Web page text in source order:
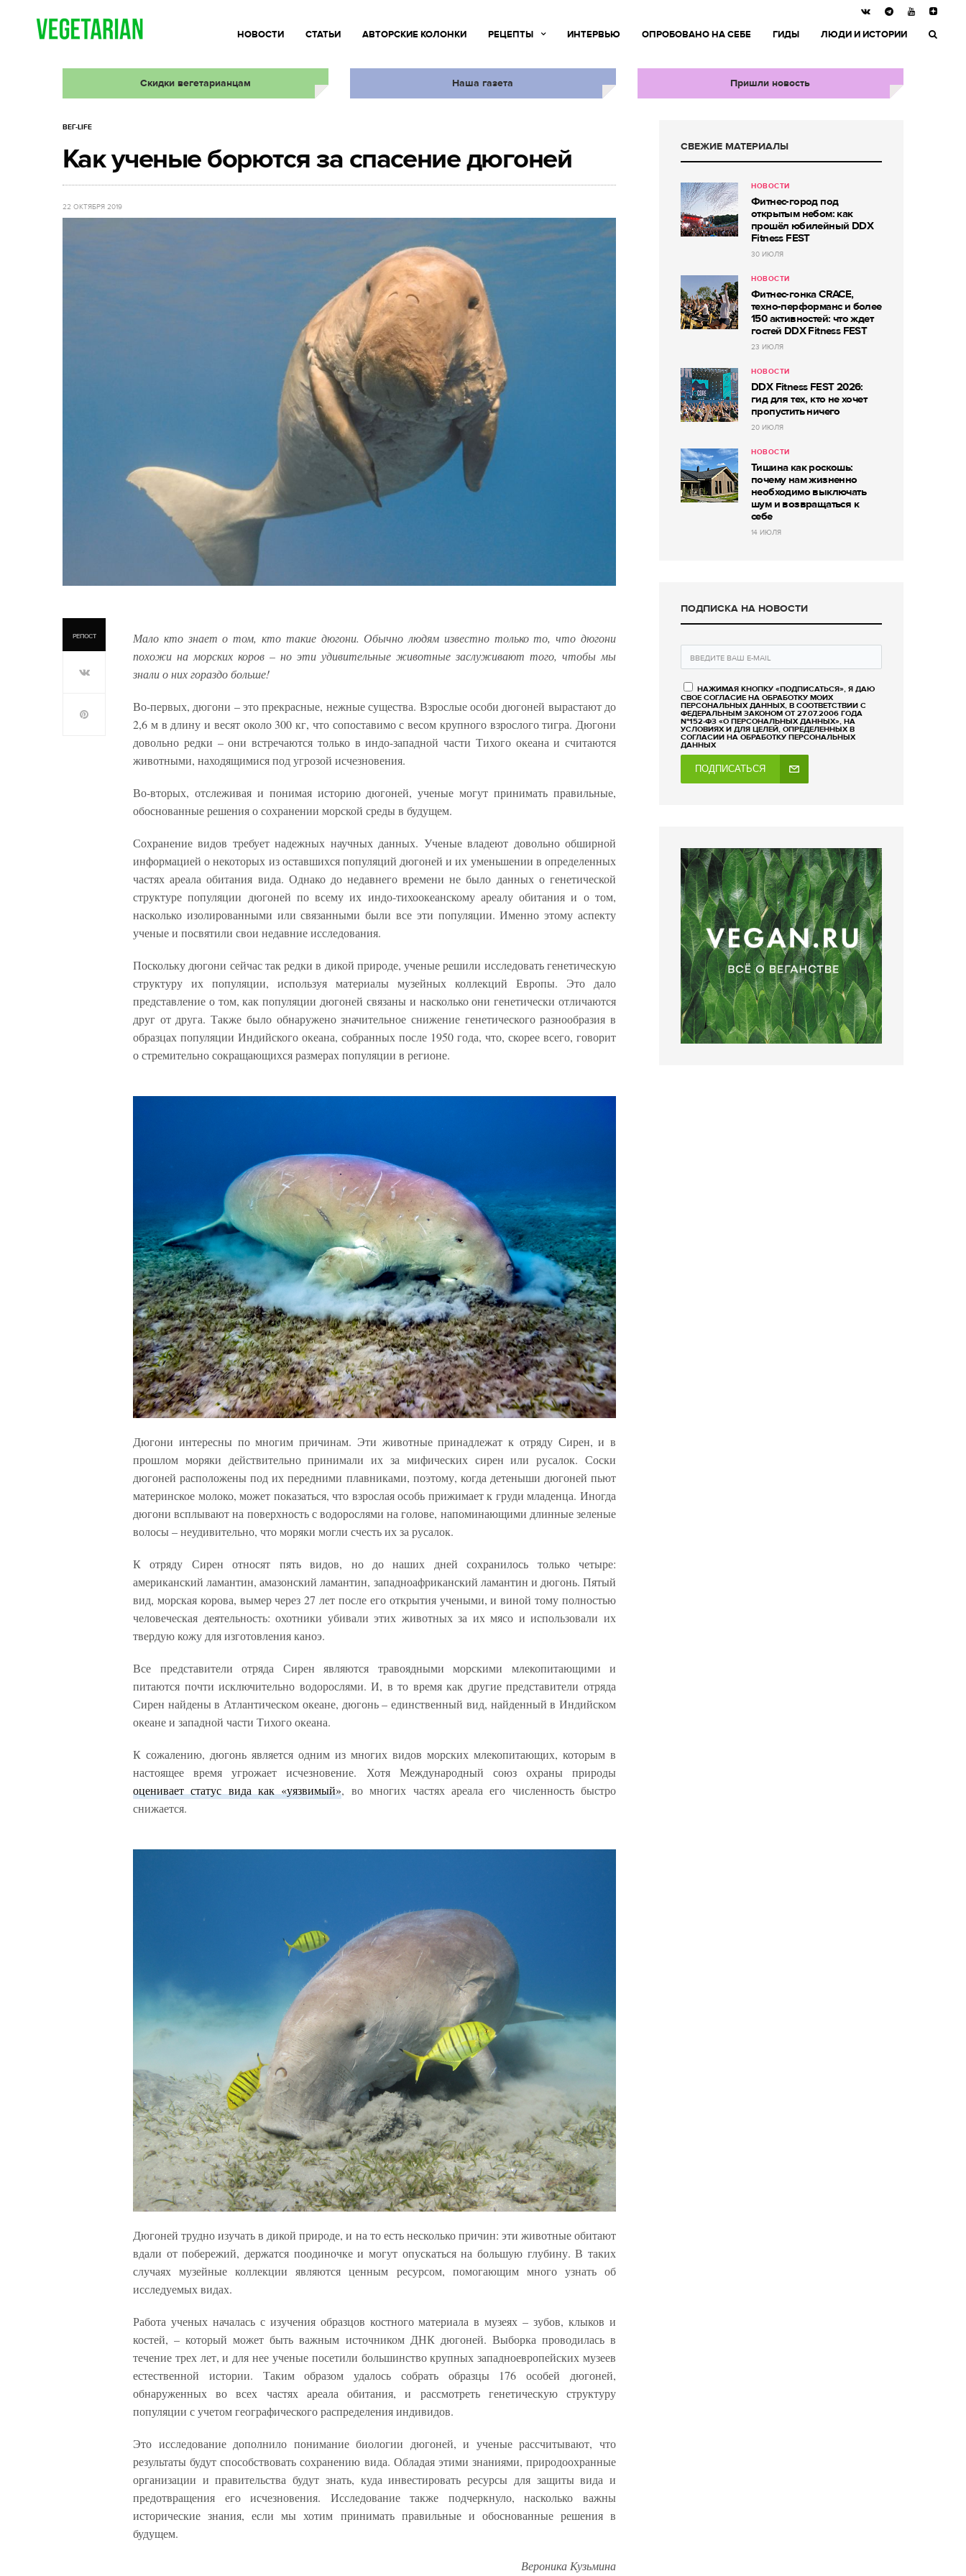
НОВОСТИ СТАТЬИ АВТОРСКИЕ КОЛОНКИ РЕЦЕПТЫ ИНТЕРВЬЮ ОПРОБОВАНО НА СЕБЕ ГИДЫ ЛЮДИ И ИСТОРИИ
Скидки вегетарианцам Наша газета Пришли новость
ВЕГ-LIFE
Как ученые борются за спасение дюгоней
22 ОКТЯБРЯ 2019
РЕПОСТ
Мало кто знает о том, кто такие дюгони. Обычно людям известно только то, что дюгони
похожи на морских коров – но эти удивительные животные заслуживают того, чтобы мы
знали о них гораздо больше!
Во-первых, дюгони – это прекрасные, нежные существа. Взрослые особи дюгоней вырастают до
2,6 м в длину и весят около 300 кг, что сопоставимо с весом крупного взрослого тигра. Дюгони
довольно редки – они встречаются только в индо-западной части Тихого океана и считаются
животными, находящимися под угрозой исчезновения.
Во-вторых, отслеживая и понимая историю дюгоней, ученые могут принимать правильные,
обоснованные решения о сохранении морской среды в будущем.
Сохранение видов требует надежных научных данных. Ученые владеют довольно обширной
информацией о некоторых из оставшихся популяций дюгоней и их уменьшении в определенных
частях ареала обитания вида. Однако до недавнего времени не было данных о генетической
структуре популяции дюгоней по всему их индо-тихоокеанскому ареалу обитания и о том,
насколько изолированными или связанными были все эти популяции. Именно этому аспекту
ученые и посвятили свои недавние исследования.
Поскольку дюгони сейчас так редки в дикой природе, ученые решили исследовать генетическую
структуру их популяции, используя материалы музейных коллекций Европы. Это дало
представление о том, как популяции дюгоней связаны и насколько они генетически отличаются
друг от друга. Также было обнаружено значительное снижение генетического разнообразия в
образцах популяции Индийского океана, собранных после 1950 года, что, скорее всего, говорит
о стремительно сокращающихся размерах популяции в регионе.
Дюгони интересны по многим причинам. Эти животные принадлежат к отряду Сирен, и в
прошлом моряки действительно принимали их за мифических сирен или русалок. Соски
дюгоней расположены под их передними плавниками, поэтому, когда детеныши дюгоней пьют
материнское молоко, может показаться, что взрослая особь прижимает к груди младенца. Иногда
дюгони всплывают на поверхность с водорослями на голове, напоминающими длинные зеленые
волосы – неудивительно, что моряки могли счесть их за русалок.
К отряду Сирен относят пять видов, но до наших дней сохранилось только четыре:
американский ламантин, амазонский ламантин, западноафриканский ламантин и дюгонь. Пятый
вид, морская корова, вымер через 27 лет после его открытия учеными, и виной тому полностью
человеческая деятельность: охотники убивали этих животных за их мясо и использовали их
твердую кожу для изготовления каноэ.
Все представители отряда Сирен являются травоядными морскими млекопитающими и
питаются почти исключительно водорослями. И, в то время как другие представители отряда
Сирен найдены в Атлантическом океане, дюгонь – единственный вид, найденный в Индийском
океане и западной части Тихого океана.
К сожалению, дюгонь является одним из многих видов морских млекопитающих, которым в
настоящее время угрожает исчезновение. Хотя Международный союз охраны природы
оценивает статус вида как «уязвимый», во многих частях ареала его численность быстро
снижается.
Дюгоней трудно изучать в дикой природе, и на то есть несколько причин: эти животные обитают
вдали от побережий, держатся поодиночке и могут опускаться на большую глубину. В таких
случаях музейные коллекции являются ценным ресурсом, помогающим много узнать об
исследуемых видах.
Работа ученых началась с изучения образцов костного материала в музеях – зубов, клыков и
костей, – который может быть важным источником ДНК дюгоней. Выборка проводилась в
течение трех лет, и для нее ученые посетили большинство крупных западноевропейских музеев
естественной истории. Таким образом удалось собрать образцы 176 особей дюгоней,
обнаруженных во всех частях ареала обитания, и рассмотреть генетическую структуру
популяции с учетом географического распределения индивидов.
Это исследование дополнило понимание биологии дюгоней, и ученые рассчитывают, что
результаты будут способствовать сохранению вида. Обладая этими знаниями, природоохранные
организации и правительства будут знать, куда инвестировать ресурсы для защиты вида и
предотвращения его исчезновения. Исследование также подчеркнуло, насколько важны
исторические знания, если мы хотим принимать правильные и обоснованные решения в
будущем.
Вероника Кузьмина
СВЕЖИЕ МАТЕРИАЛЫ
НОВОСТИ
Фитнес-город под
открытым небом: как
прошёл юбилейный DDX
Fitness FEST
30 ИЮЛЯ
НОВОСТИ
Фитнес-гонка CRACE,
техно-перформанс и более
150 активностей: что ждет
гостей DDX Fitness FEST
23 ИЮЛЯ
НОВОСТИ
DDX Fitness FEST 2026:
гид для тех, кто не хочет
пропустить ничего
20 ИЮЛЯ
НОВОСТИ
Тишина как роскошь:
почему нам жизненно
необходимо выключать
шум и возвращаться к
себе
14 ИЮЛЯ
ПОДПИСКА НА НОВОСТИ
НАЖИМАЯ КНОПКУ «ПОДПИСАТЬСЯ», Я ДАЮ
СВОЕ СОГЛАСИЕ НА ОБРАБОТКУ МОИХ
ПЕРСОНАЛЬНЫХ ДАННЫХ, В СООТВЕТСТВИИ С
ФЕДЕРАЛЬНЫМ ЗАКОНОМ ОТ 27.07.2006 ГОДА
№152-ФЗ «О ПЕРСОНАЛЬНЫХ ДАННЫХ», НА
УСЛОВИЯХ И ДЛЯ ЦЕЛЕЙ, ОПРЕДЕЛЕННЫХ В
СОГЛАСИИ НА ОБРАБОТКУ ПЕРСОНАЛЬНЫХ
ДАННЫХ
ПОДПИСАТЬСЯ